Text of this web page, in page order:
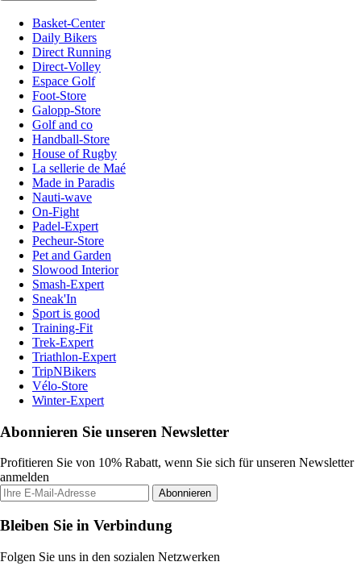
Basket-Center
Daily Bikers
Direct Running
Direct-Volley
Espace Golf
Foot-Store
Galopp-Store
Golf and co
Handball-Store
House of Rugby
La sellerie de Maé
Made in Paradis
Nauti-wave
On-Fight
Padel-Expert
Pecheur-Store
Pet and Garden
Slowood Interior
Smash-Expert
Sneak'In
Sport is good
Training-Fit
Trek-Expert
Triathlon-Expert
TripNBikers
Vélo-Store
Winter-Expert
Abonnieren Sie unseren Newsletter
Profitieren Sie von 10% Rabatt, wenn Sie sich für unseren Newsletter
anmelden
Abonnieren
Bleiben Sie in Verbindung
Folgen Sie uns in den sozialen Netzwerken